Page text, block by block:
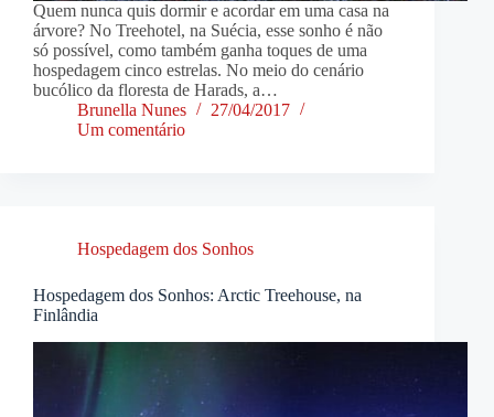
Quem nunca quis dormir e acordar em uma casa na
árvore? No Treehotel, na Suécia, esse sonho é não
só possível, como também ganha toques de uma
hospedagem cinco estrelas. No meio do cenário
bucólico da floresta de Harads, a…
Brunella Nunes
27/04/2017
Um comentário
Hospedagem dos Sonhos
Hospedagem dos Sonhos: Arctic Treehouse, na
Finlândia